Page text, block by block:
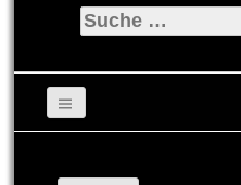
nach: